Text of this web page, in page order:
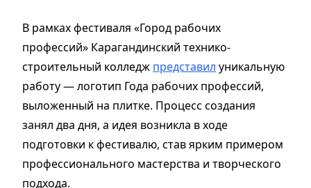
В рамках фестиваля «Город рабочих
профессий» Карагандинский технико-
строительный колледж представил уникальную
работу — логотип Года рабочих профессий,
выложенный на плитке. Процесс создания
занял два дня, а идея возникла в ходе
подготовки к фестивалю, став ярким примером
профессионального мастерства и творческого
подхода.